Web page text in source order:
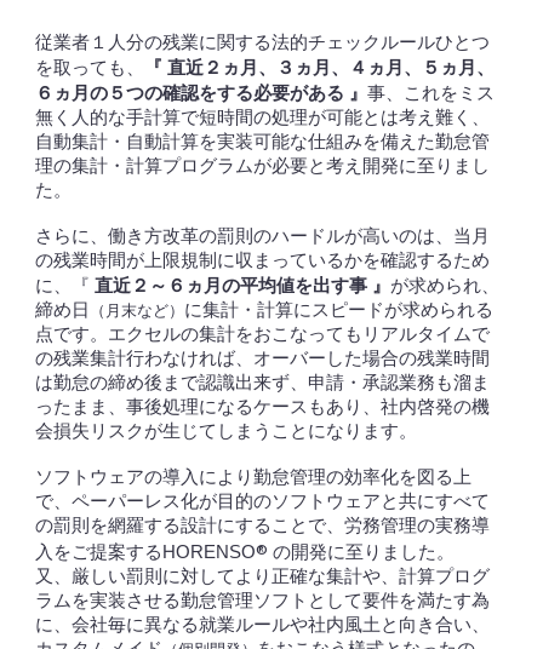
従業者 １ 人分の残業に関する法的チェックルールひとつ
を取っても、
『直近 ２ ヵ月、 ３ ヵ月、 ４ ヵ月、 ５ ヵ月、
６ ヵ月の５つの確認をする必要がある 』事、これをミス
無く人的な手計算で短時間の処理が可能とは考え難く、
自動集計・自動計算を実装可能な仕組みを備えた勤怠管
理の集計・計算プログラムが必要と考え開発に至りまし
た。
さらに、働き方改革の罰則のハードルが高いのは、当月
の残業時間が上限規制に収まっているかを確認するため
に、『直近 ２ ～ ６ ヵ月の平均値を出す事 』 が求められ、
締め日 （ 月末など） に集計・計算にスピードが求められる
点です。エクセルの集計をおこなってもリアルタイムで
の残業集計行わなければ、オーバーした場合の残業時間
は勤怠の締め後 まで認識出来ず、 申請・承認業務も溜ま
ったまま、事後処理になるケースもあり、社内啓発の機
会損失リスクが生じてしまうことになります。
ソフトウェアの導入により勤怠管理の効率化を図る上
で、ペーパーレス化が目的のソフトウェアと共にすべて
の罰則を網羅する設計にすることで、労務管理の実務導
入をご提案する HORENSO® の開発に至りました。
又、厳しい罰則に対してより正確な集計や、計算プログ
ラムを実装させる勤怠管理ソフトとして要件を満たす為
に、会社毎に異なる就業ルールや社内風土と向き合い、